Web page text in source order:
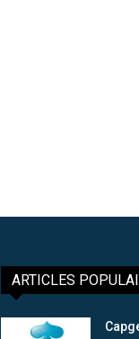
ARTICLES